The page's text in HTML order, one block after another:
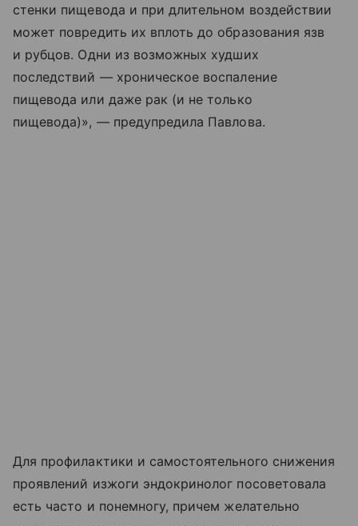
стенки пищевода и при длительном воздействии
может повредить их вплоть до образования язв
и рубцов. Одни из возможных худших
последствий — хроническое воспаление
пищевода или даже рак (и не только
пищевода)», — предупредила Павлова.
Для профилактики и самостоятельного снижения
проявлений изжоги эндокринолог посоветовала
есть часто и понемногу, причем желательно